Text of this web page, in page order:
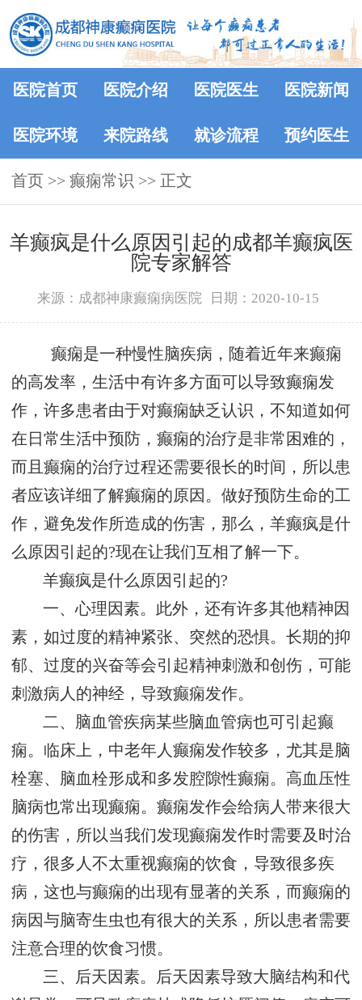
医院首页 医院介绍 医院医生 医院新闻
医院环境 来院路线 就诊流程 预约医生
首页 >> 癫痫常识 >> 正文
羊癫疯是什么原因引起的成都羊癫疯医
院专家解答
来源：成都神康癫痫病医院 日期：2020-10-15
癫痫是一种慢性脑疾病，随着近年来癫痫
的高发率，生活中有许多方面可以导致癫痫发
作，许多患者由于对癫痫缺乏认识，不知道如何
在日常生活中预防，癫痫的治疗是非常困难的，
而且癫痫的治疗过程还需要很长的时间，所以患
者应该详细了解癫痫的原因。做好预防生命的工
作，避免发作所造成的伤害，那么，羊癫疯是什
么原因引起的?现在让我们互相了解一下。
羊癫疯是什么原因引起的?
一、心理因素。此外，还有许多其他精神因
素，如过度的精神紧张、突然的恐惧。长期的抑
郁、过度的兴奋等会引起精神刺激和创伤，可能
刺激病人的神经，导致癫痫发作。
二、脑血管疾病某些脑血管病也可引起癫
痫。临床上，中老年人癫痫发作较多，尤其是脑
栓塞、脑血栓形成和多发腔隙性癫痫。高血压性
脑病也常出现癫痫。癫痫发作会给病人带来很大
的伤害，所以当我们发现癫痫发作时需要及时治
疗，很多人不太重视癫痫的饮食，导致很多疾
病，这也与癫痫的出现有显著的关系，而癫痫的
病因与脑寄生虫也有很大的关系，所以患者需要
注意合理的饮食习惯。
三、后天因素。后天因素导致大脑结构和代